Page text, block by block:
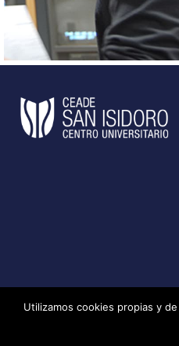
© Centro Universitario San
privacidad, uso de cookies,
Utilizamos cookies propias y